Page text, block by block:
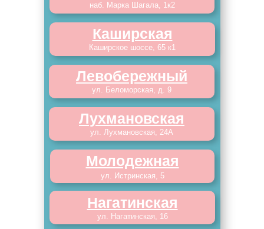
Нагатинская
ул. Нагатинская, 16
Каширская
Каширское шоссе, 65 к1
Левобережный
ул. Беломорская, д. 9
Лухмановская
ул. Лухмановская, 24А
Молодежная
ул. Истринская, 5
наб. Марка Шагала, 1к2